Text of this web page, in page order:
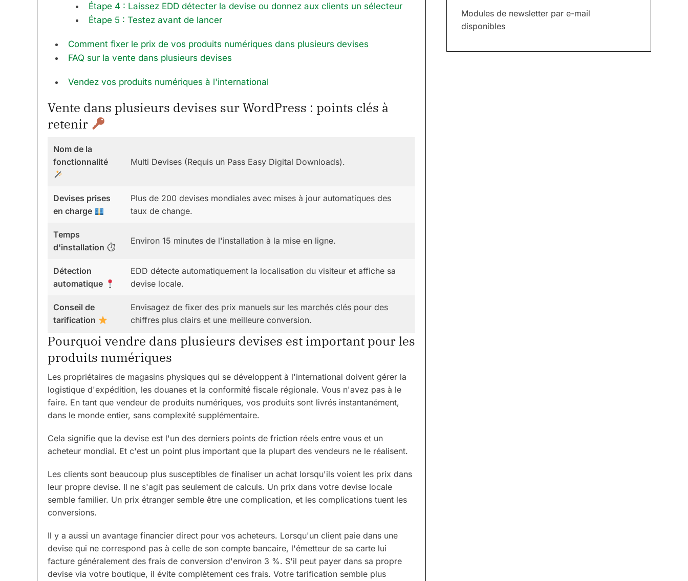
Étape 4 : Laissez EDD détecter la devise ou donnez aux clients un sélecteur
Étape 5 : Testez avant de lancer
Comment fixer le prix de vos produits numériques dans plusieurs devises
FAQ sur la vente dans plusieurs devises
Vendez vos produits numériques à l'international
Vente dans plusieurs devises sur WordPress : points clés à
retenir
Nom de la
fonctionnalité
Multi Devises (Requis un Pass Easy Digital Downloads).
Devises prises
en charge
Plus de 200 devises mondiales avec mises à jour automatiques des
taux de change.
Temps
d'installation ⏱
Environ 15 minutes de l'installation à la mise en ligne.
Détection
automatique
EDD détecte automatiquement la localisation du visiteur et affiche sa
devise locale.
Conseil de
tarification
Envisagez de fixer des prix manuels sur les marchés clés pour des
chiffres plus clairs et une meilleure conversion.
Pourquoi vendre dans plusieurs devises est important pour les
produits numériques
Les propriétaires de magasins physiques qui se développent à l'international doivent gérer la
logistique d'expédition, les douanes et la conformité fiscale régionale. Vous n'avez pas à le
faire. En tant que vendeur de produits numériques, vos produits sont livrés instantanément,
dans le monde entier, sans complexité supplémentaire.
Cela signifie que la devise est l'un des derniers points de friction réels entre vous et un
acheteur mondial. Et c'est un point plus important que la plupart des vendeurs ne le réalisent.
Les clients sont beaucoup plus susceptibles de finaliser un achat lorsqu'ils voient les prix dans
leur propre devise. Il ne s'agit pas seulement de calculs. Un prix dans votre devise locale
semble familier. Un prix étranger semble être une complication, et les complications tuent les
conversions.
Il y a aussi un avantage financier direct pour vos acheteurs. Lorsqu'un client paie dans une
devise qui ne correspond pas à celle de son compte bancaire, l'émetteur de sa carte lui
facture généralement des frais de conversion d'environ 3 %. S'il peut payer dans sa propre
devise via votre boutique, il évite complètement ces frais. Votre tarification semble plus
Modules de newsletter par e-mail
disponibles